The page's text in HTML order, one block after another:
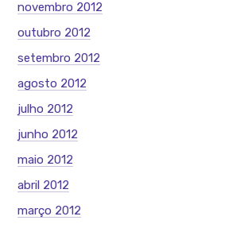
novembro 2012
outubro 2012
setembro 2012
agosto 2012
julho 2012
junho 2012
maio 2012
abril 2012
março 2012